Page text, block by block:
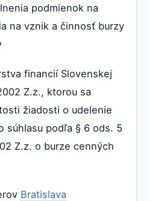
podmienok na
na vznik a činnosť burzy
financií Slovenskej
Z.z., ktorou sa
žiadosti o udelenie
súhlasu podľa § 6 ods. 5
Z.z. o burze cenných
Bratislava